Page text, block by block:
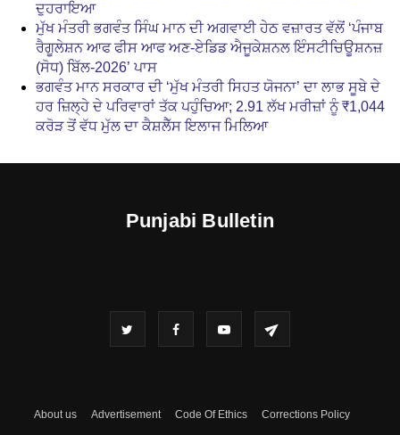
ਦੁਹਰਾਇਆ
ਮੁੱਖ ਮੰਤਰੀ ਭਗਵੰਤ ਸਿੰਘ ਮਾਨ ਦੀ ਅਗਵਾਈ ਹੇਠ ਵਜ਼ਾਰਤ ਵੱਲੋਂ ‘ਪੰਜਾਬ
ਰੈਗੂਲੇਸ਼ਨ ਆਫ ਫੀਸ ਆਫ ਅਣ-ਏਡਿਡ ਐਜੂਕੇਸ਼ਨਲ ਇੰਸਟੀਚਿਊਸ਼ਨਜ਼
(ਸੋਧ) ਬਿੱਲ-2026’ ਪਾਸ
ਭਗਵੰਤ ਮਾਨ ਸਰਕਾਰ ਦੀ ‘ਮੁੱਖ ਮੰਤਰੀ ਸਿਹਤ ਯੋਜਨਾ’ ਦਾ ਲਾਭ ਸੂਬੇ ਦੇ
ਹਰ ਜ਼ਿਲ੍ਹੇ ਦੇ ਪਰਿਵਾਰਾਂ ਤੱਕ ਪਹੁੰਚਿਆ; 2.91 ਲੱਖ ਮਰੀਜ਼ਾਂ ਨੂੰ ₹1,044
ਕਰੋੜ ਤੋਂ ਵੱਧ ਮੁੱਲ ਦਾ ਕੈਸ਼ਲੈੱਸ ਇਲਾਜ ਮਿਲਿਆ
Punjabi Bulletin
About us Advertisement Code Of Ethics Corrections Policy